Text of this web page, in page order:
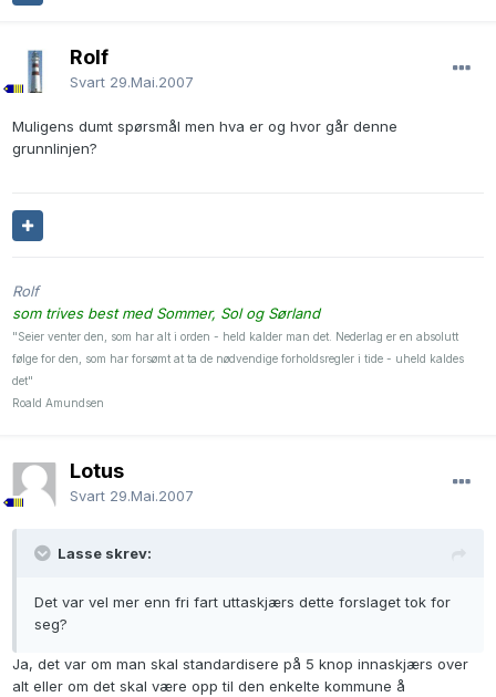
Rolf
Svart 29.Mai.2007
Muligens dumt spørsmål men hva er og hvor går denne
grunnlinjen?
Rolf
som trives best med Sommer, Sol og Sørland
"Seier venter den, som har alt i orden - held kalder man det. Nederlag er en absolutt
følge for den, som har forsømt at ta de nødvendige forholdsregler i tide - uheld kaldes
det"
Roald Amundsen
Lotus
Svart 29.Mai.2007
Lasse skrev:
Det var vel mer enn fri fart uttaskjærs dette forslaget tok for
seg?
Ja, det var om man skal standardisere på 5 knop innaskjærs over
alt eller om det skal være opp til den enkelte kommune å